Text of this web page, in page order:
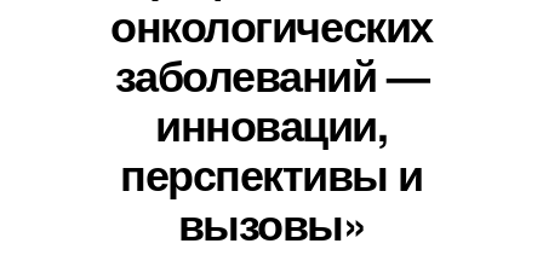
онкологических
заболеваний —
инновации,
перспективы и
вызовы»